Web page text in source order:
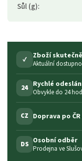
Sůl (g):
✓ Zboží
Aktuální
24 Rychlé
Obvykle do 24
CZ Doprava po
DS Osobní odběr
Prodejna ve